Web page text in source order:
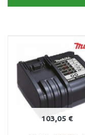
103,05 €